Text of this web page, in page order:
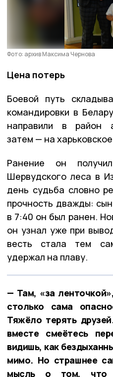
Фото: архив Максима Чернова
Цена потерь
Боевой путь
командировки в
направили в район
затем — на
Ранение он
Шервудского леса в
день судьба словно
прочность дважды:
в 7:40 он был ранен.
он узнал уже при
весть стала тем
удержал на плаву.
— Там, «за
столько сама
Тяжёло терять
вместе смеётесь
видишь, как
мимо. Но страшнее
мысль о том, что